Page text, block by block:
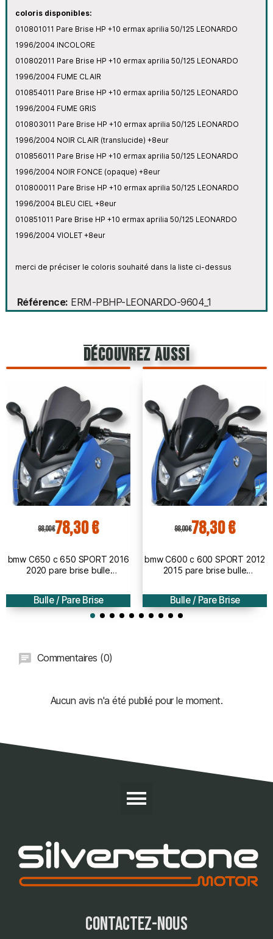
coloris disponibles:
010801011 Pare Brise HP +10 ermax aprilia 50/125 LEONARDO
1996/2004 INCOLORE
010802011 Pare Brise HP +10 ermax aprilia 50/125 LEONARDO
1996/2004 FUME CLAIR
010854011 Pare Brise HP +10 ermax aprilia 50/125 LEONARDO
1996/2004 FUME GRIS
010803011 Pare Brise HP +10 ermax aprilia 50/125 LEONARDO
1996/2004 NOIR CLAIR (translucide) +8eur
010856011 Pare Brise HP +10 ermax aprilia 50/125 LEONARDO
1996/2004 NOIR FONCE (opaque) +8eur
010800011 Pare Brise HP +10 ermax aprilia 50/125 LEONARDO
1996/2004 BLEU CIEL +8eur
010851011 Pare Brise HP +10 ermax aprilia 50/125 LEONARDO
1996/2004 VIOLET +8eur
merci de préciser le coloris souhaité dans la liste ci-dessus
Référence ERM-PBHP-LEONARDO-9604_1
découvrez aussi
98,00 €78,30 €
bmw C650 c 650 SPORT 2016
2020 pare brise bulle
Bulle / Pare Brise
98,00 €78,30 €
bmw C600 c 600 SPORT 2012
2015 pare brise bulle
Bulle / Pare Brise
Commentaires (0)
Aucun avis n'a été publié pour le moment.
contactez-nous